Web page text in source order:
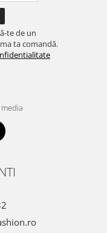
te de un
ta comandă.